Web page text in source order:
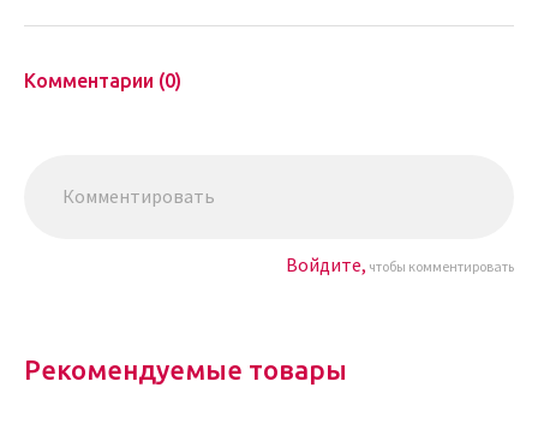
Комментарии (0)
Войдите, чтобы комментировать
Рекомендуемые товары